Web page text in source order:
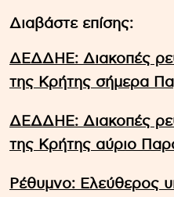
Διαβάστε επίσης:
ΔΕΔΔΗΕ: Διακοπές
της Κρήτης σήμερα
ΔΕΔΔΗΕ: Διακοπές
της Κρήτης αύριο
Ρέθυμνο: Ελεύθερος